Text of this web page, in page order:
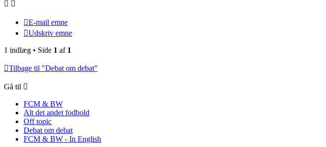
E-mail emne
Udskriv emne
1 indlæg • Side 1 af 1
Tilbage til "Debat om debat"
Gå til
FCM & BW
Alt det andet fodbold
Off topic
Debat om debat
FCM & BW - In English